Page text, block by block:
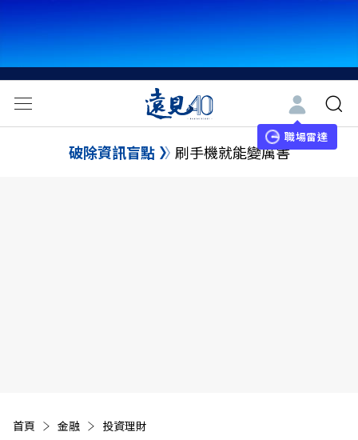
職場雷達
破除資訊盲點 刷手機就能變厲害
首頁 金融 投資理財